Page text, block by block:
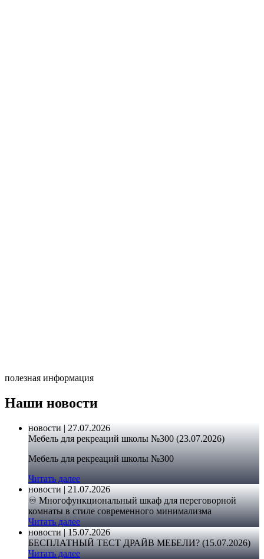
полезная информация
Наши новости
новости | 27.07.2026
Мебель для рекреаций школы №300 (23.07.2026)
Мебель для рекреаций школы №300
Читать далее
новости | 21.07.2026
♾️ Многофункциональный шкаф для переговорной
комнаты в стиле современного минимализма
Читать далее
новости | 15.07.2026
БЕСПЛАТНЫЙ ТЕСТ ДРАЙВ МЕБЕЛИ? (15.07.2026)
Читать далее